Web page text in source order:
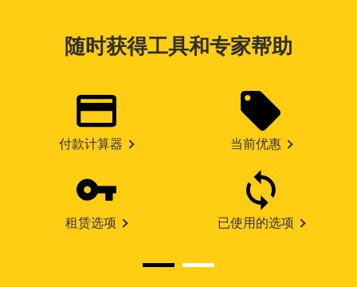
随时获得工具和专家帮助
付款计算器 当前优惠
租赁选项 已使用的选项